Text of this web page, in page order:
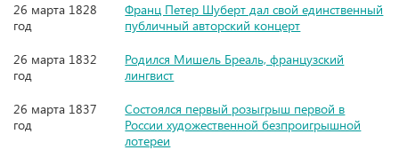
26 марта 1828
год
Франц Петер Шуберт дал свой единственный
публичный авторский концерт
26 марта 1832
год
Родился Мишель Бреаль, французский
лингвист
26 марта 1837
год
Состоялся первый розыгрыш первой в
России художественной безпроигрышной
лотереи